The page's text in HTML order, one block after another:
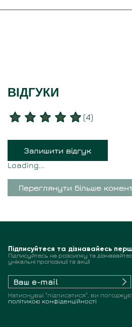
ВІДГУКИ
(4)
Залишити відгук
Loading...
Переглянути більше
Підписуйтеся та дізнавайесь
Підписуйтесь на розсилку та
унікальні пропозиції та акції
Натиснувші "підписатися", ви
політикою конфіденційності